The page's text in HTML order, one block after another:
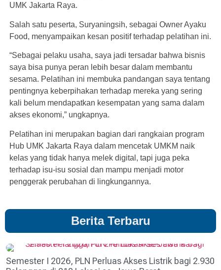
UMK Jakarta Raya.
Salah satu peserta, Suryaningsih, sebagai Owner Ayaku
Food, menyampaikan kesan positif terhadap pelatihan ini.
“Sebagai pelaku usaha, saya jadi tersadar bahwa bisnis
saya bisa punya peran lebih besar dalam membantu
sesama. Pelatihan ini membuka pandangan saya tentang
pentingnya keberpihakan terhadap mereka yang sering
kali belum mendapatkan kesempatan yang sama dalam
akses ekonomi,” ungkapnya.
Pelatihan ini merupakan bagian dari rangkaian program
Hub UMK Jakarta Raya dalam mencetak UMKM naik
kelas yang tidak hanya melek digital, tapi juga peka
terhadap isu-isu sosial dan mampu menjadi motor
penggerak perubahan di lingkungannya.
Berita Terbaru
Semester I 2026, PLN Perluas Akses Listrik bagi 2.930